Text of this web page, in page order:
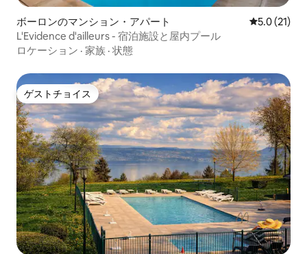
ボーロンのマンション・アパート レビュー21
5.0 (21)
L'Evidence d'ailleurs - 宿泊施設と屋内プール
ロケーション · 家族 · 状態
ゲストチョイス
ゲストチョイス